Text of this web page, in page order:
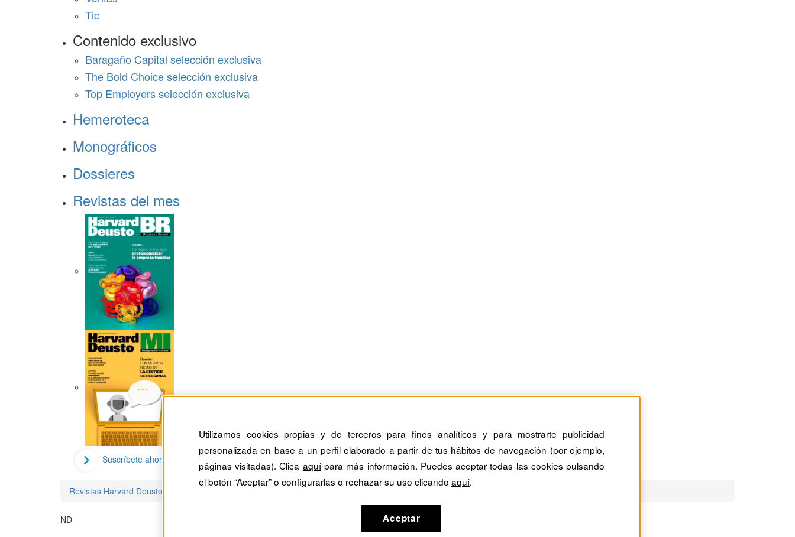
Tic
Contenido exclusivo
Baragaño Capital selección exclusiva
The Bold Choice selección exclusiva
Top Employers selección exclusiva
Hemeroteca
Monográficos
Dossieres
Revistas del mes
Suscríbete ahora
Revistas Harvard Deusto
ND
Utilizamos cookies propias y de terceros para fines analíticos y para mostrarte publicidad
personalizada en base a un perfil elaborado a partir de tus hábitos de navegación (por ejemplo,
páginas visitadas). Clica aquípara más información. Puedes aceptar todas las cookies pulsando
el botón “Aceptar” o configurarlas o rechazar su uso clicando aquí.
Aceptar